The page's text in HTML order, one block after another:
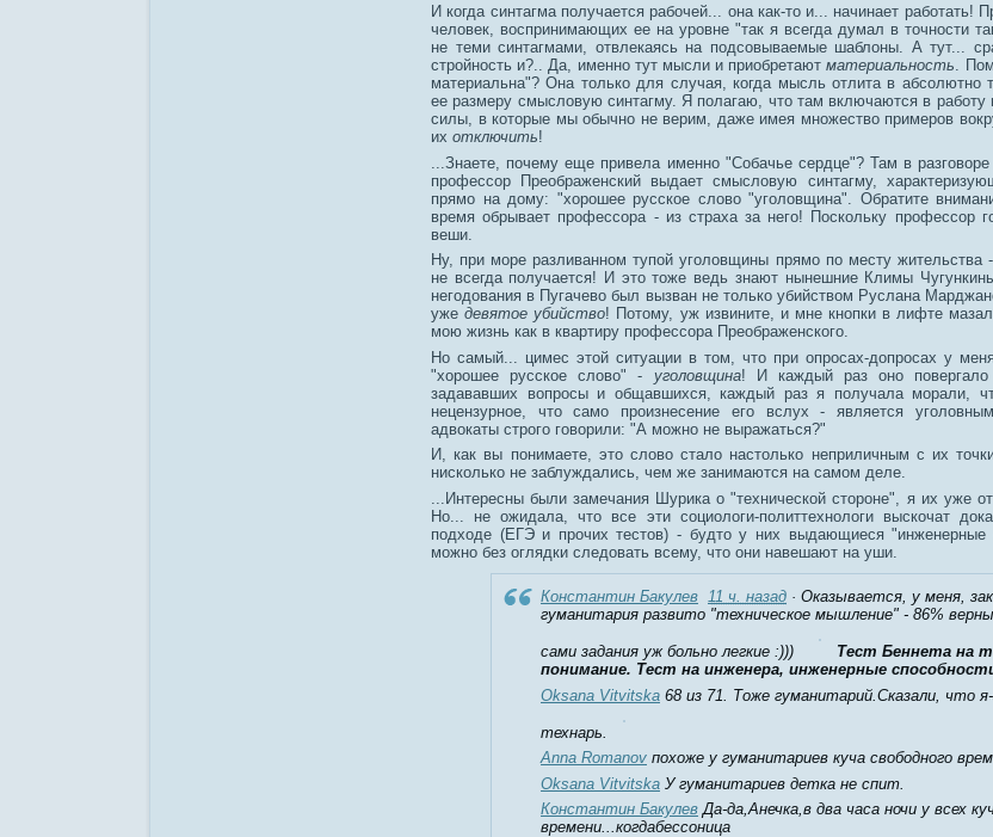
И когда синтагма получается рабочей... она как-то и... начинает работать!
человек, воспринимающих ее на уровне "так я всегда думал в точности
не теми синтагмами, отвлекаясь на подсовываемые шаблоны. А тут...
стройность и?.. Да, именно тут мысли и приобретаютматериальность.
материальна"? Она только для случая, когда мысль отлита в абсолютно
ее размеру смысловую синтагму. Я полагаю, что там включаются в работу
силы, в которые мы обычно не верим, даже имея множество примеров
их отключить!
...Знаете, почему еще привела именно "Собачье сердце"? Там в
профессор Преображенский выдает смысловую синтагму,
прямо на дому: "хорошее русское слово "уголовщина". Обратите
время обрывает профессора - из страха за него! Поскольку профессор
веши.
Ну, при море разливанном тупой уголовщины прямо по месту жительства
не всегда получается! И это тоже ведь знают нынешние Климы
негодования в Пугачево был вызван не только убийством Руслана
ужедевятое убийство! Потому, уж извините, и мне кнопки в лифте
мою жизнь как в квартиру профессора Преображенского.
Но самый... цимес этой ситуации в том, что при опросах-допросах у
"хорошее русское слово" - уголовщина! И каждый раз оно повергало
задававших вопросы и общавшихся, каждый раз я получала морали,
нецензурное, что само произнесение его вслух - является
адвокаты строго говорили: "А можно не выражаться?"
И, как вы понимаете, это слово стало настолько неприличным с их
нисколько не заблуждались, чем же занимаются на самом деле.
...Интересны были замечания Шурика о "технической стороне", я их уже
Но... не ожидала, что все эти социологи-политтехнологи выскочат
подходе (ЕГЭ и прочих тестов) - будто у них выдающиеся "инженерные
можно без оглядки следовать всему, что они навешают на уши.
Константин Бакулев 11 ч. назад · Оказывается, у меня,
гуманитария развито "техническое мышление" - 86%
сами задания уж больно легкие :)))
Тест Беннета на
понимание. Тест на инженера, инженерные
Oksana Vitvitska 68 из 71. Тоже гуманитарий.Сказали, что
технарь.
Anna Romanov похоже у гуманитариев куча свободного
Oksana Vitvitska У гуманитариев детка не спит.
Константин Бакулев Да-да,Анечка,в два часа ночи у всех
времени...когдабессоница